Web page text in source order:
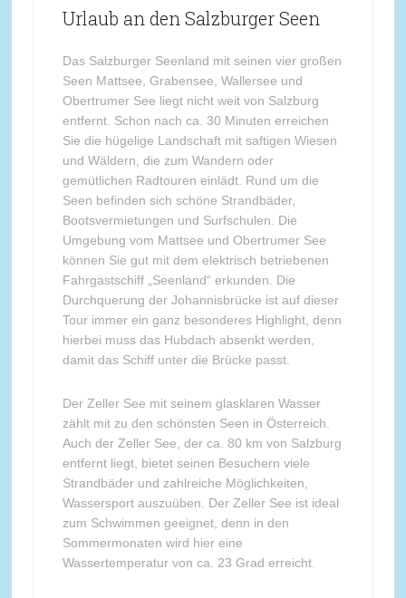
Urlaub an den Salzburger Seen
Das Salzburger Seenland mit seinen vier großen
Seen Mattsee, Grabensee, Wallersee und
Obertrumer See liegt nicht weit von Salzburg
entfernt. Schon nach ca. 30 Minuten erreichen
Sie die hügelige Landschaft mit saftigen Wiesen
und Wäldern, die zum Wandern oder
gemütlichen Radtouren einlädt. Rund um die
Seen befinden sich schöne Strandbäder,
Bootsvermietungen und Surfschulen. Die
Umgebung vom Mattsee und Obertrumer See
können Sie gut mit dem elektrisch betriebenen
Fahrgastschiff „Seenland“ erkunden. Die
Durchquerung der Johannisbrücke ist auf dieser
Tour immer ein ganz besonderes Highlight, denn
hierbei muss das Hubdach absenkt werden,
damit das Schiff unter die Brücke passt.
Der Zeller See mit seinem glasklaren Wasser
zählt mit zu den schönsten Seen in Österreich.
Auch der Zeller See, der ca. 80 km von Salzburg
entfernt liegt, bietet seinen Besuchern viele
Strandbäder und zahlreiche Möglichkeiten,
Wassersport auszuüben. Der Zeller See ist ideal
zum Schwimmen geeignet, denn in den
Sommermonaten wird hier eine
Wassertemperatur von ca. 23 Grad erreicht.